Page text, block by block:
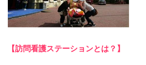
【訪問看護ステーションとは？】